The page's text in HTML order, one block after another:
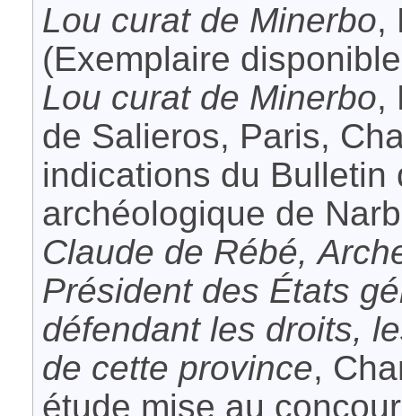
Lou curat de Minerbo,
(Exemplaire
Lou curat de Minerbo,
de Salieros, Paris,
indications du Bulletin
archéologique de
Claude de Rébé,
Président des États
défendant les droits,
de cette province,
étude mise au